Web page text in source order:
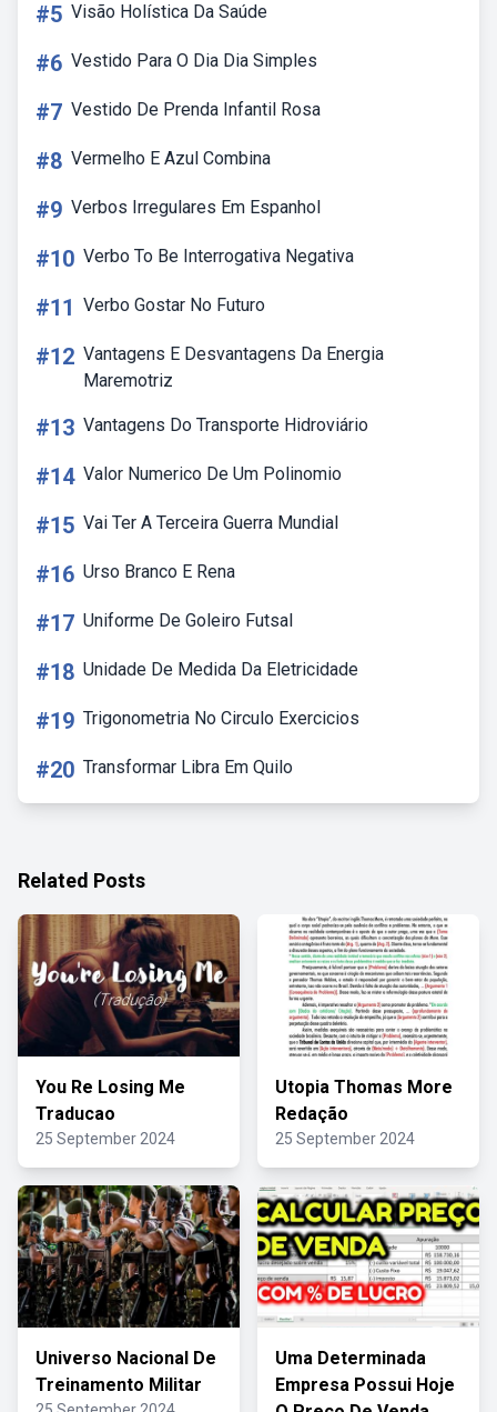
#5 Visão Holística Da Saúde
#6 Vestido Para O Dia Dia Simples
#7 Vestido De Prenda Infantil Rosa
#8 Vermelho E Azul Combina
#9 Verbos Irregulares Em Espanhol
#10 Verbo To Be Interrogativa Negativa
#11 Verbo Gostar No Futuro
#12 Vantagens E Desvantagens Da Energia
Maremotriz
#13 Vantagens Do Transporte Hidroviário
#14 Valor Numerico De Um Polinomio
#15 Vai Ter A Terceira Guerra Mundial
#16 Urso Branco E Rena
#17 Uniforme De Goleiro Futsal
#18 Unidade De Medida Da Eletricidade
#19 Trigonometria No Circulo Exercicios
#20 Transformar Libra Em Quilo
Related Posts
You Re Losing Me
Traducao
25 September 2024
Utopia Thomas More
Redação
25 September 2024
Universo Nacional De
Treinamento Militar
Uma Determinada
Empresa Possui Hoje